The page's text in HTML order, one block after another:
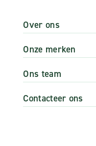
Over ons
Onze merken
Ons team
Contacteer ons